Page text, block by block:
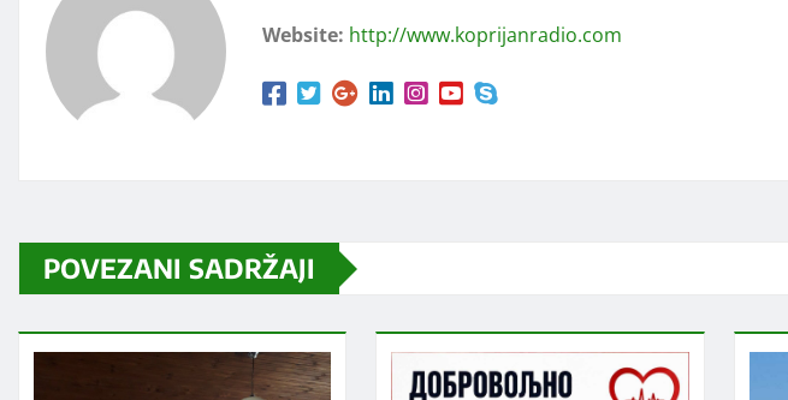
Website: http://www.koprijanradio.com
POVEZANI SADRŽAJI